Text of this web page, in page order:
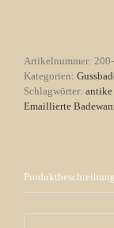
Artikelnummer:
Kategorien:
Schlagwörter: antike
Emaillierte
Produktbeschreibung